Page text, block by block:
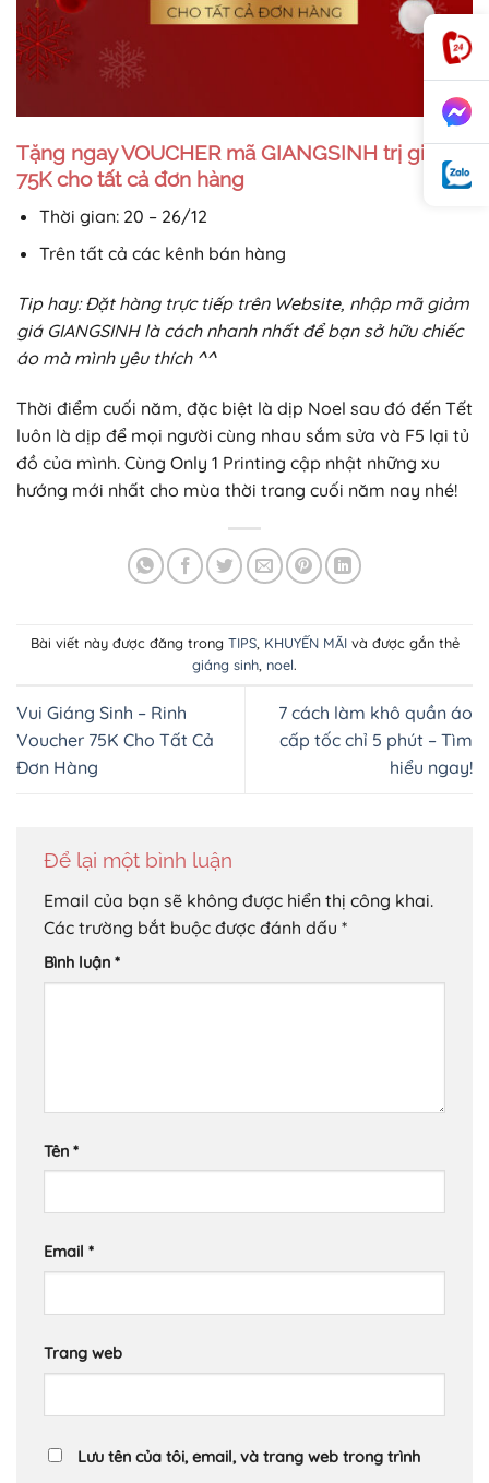
Tặng ngay VOUCHER mã GIANGSINH trị giá
75K cho tất cả đơn hàng
Thời gian: 20 – 26/12
Trên tất cả các kênh bán hàng
Tip hay: Đặt hàng trực tiếp trên Website, nhập mã giảm
giá GIANGSINH là cách nhanh nhất để bạn sở hữu chiếc
áo mà mình yêu thích ^^
Thời điểm cuối năm, đặc biệt là dịp Noel sau đó đến Tết
luôn là dịp để mọi người cùng nhau sắm sửa và F5 lại tủ
đồ của mình. Cùng Only 1 Printing cập nhật những xu
hướng mới nhất cho mùa thời trang cuối năm nay nhé!
Bài viết này được đăng trong TIPS, KHUYẾN MÃIvà được gắn thẻ
giáng sinh, noel.
Vui Giáng Sinh – Rinh
Voucher 75K Cho Tất Cả
Đơn Hàng
7 cách làm khô quần áo
cấp tốc chỉ 5 phút – Tìm
hiểu ngay!
Để lại một bình luận
Email của bạn sẽ không được hiển thị công khai.
Các trường bắt buộc được đánh dấu *
Bình luận *
Tên *
Email *
Trang web
Lưu tên của tôi, email, và trang web trong trình